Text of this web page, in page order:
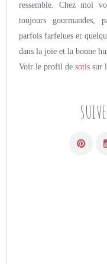
ressemble. Chez moi
toujours gourmandes,
parfois farfelues et
dans la joie et la bonne
Voir le profil de sotis sur